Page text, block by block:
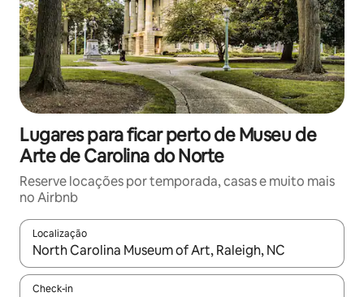
Lugares para ficar perto de Museu de
Arte de Carolina do Norte
Reserve locações por temporada, casas e muito mais
no Airbnb
Localização
Quando os resultados estiverem disponíveis, explore-os
Check-in